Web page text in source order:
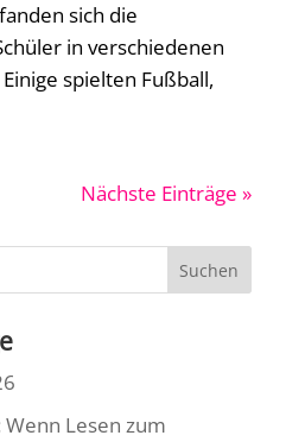
sich die
in verschiedenen
spielten Fußball,
Nächste Einträge »
Lesen zum